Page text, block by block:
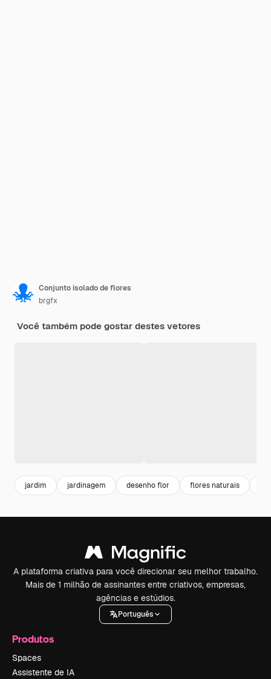
Conjunto isolado de flores
brgfx
Você também pode gostar destes vetores
jardim jardinagem desenho flor flores naturais
A plataforma criativa para você direcionar seu melhor trabalho.
Mais de 1 milhão de assinantes entre criativos, empresas,
agências e estúdios.
Português
Produtos
Spaces
Assistente de IA